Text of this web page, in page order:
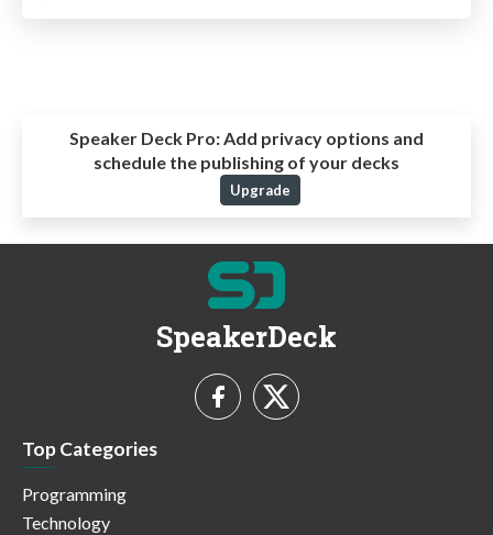
Speaker Deck Pro:Add privacy options and
schedule the publishing of your decks
Upgrade
SpeakerDeck
Top Categories
Programming
Technology